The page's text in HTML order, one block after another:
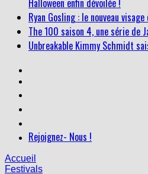
Ryan Gosling : le nouveau visage
The 100 saison 4, une série de
Unbreakable Kimmy Schmidt
Festivals